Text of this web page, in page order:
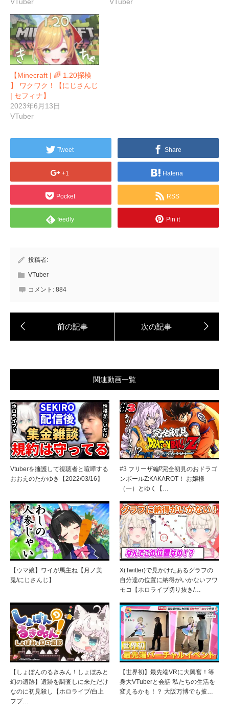
【Minecraft | 🌈 1.20探検
】 ワクワク！【にじさんじ
| セフィナ】
2023年6月13日
VTuber
Tweet Share
+1 Hatena
Pocket RSS
feedly Pin it
投稿者:
VTuber
コメント: 884
関連動画一覧
Vtuberを擁護して視聴者と喧嘩する
おおえのたかゆき【2022/03/16】
#3 フリーザ編⁉完全初見のおドラゴ
ンボールZ:KAKAROT！ お嬢様
（一）とゆく【…
【ウマ娘】ワイが馬主ね【月ノ美
兎/にじさんじ】
X(Twitter)で見かけたあるグラフの
自分達の位置に納得がいかないフワ
モコ【ホロライブ切り抜き/…
【しょぼんのるきみん！しょぼみと
幻の遺跡】遺跡を調査しに来ただけ
なのに初見殺し【ホロライブ/白上
フブ…
【世界初】最先端VRに大興奮！等
身大VTuberと会話 私たちの生活を
変えるかも！？ 大阪万博でも披…